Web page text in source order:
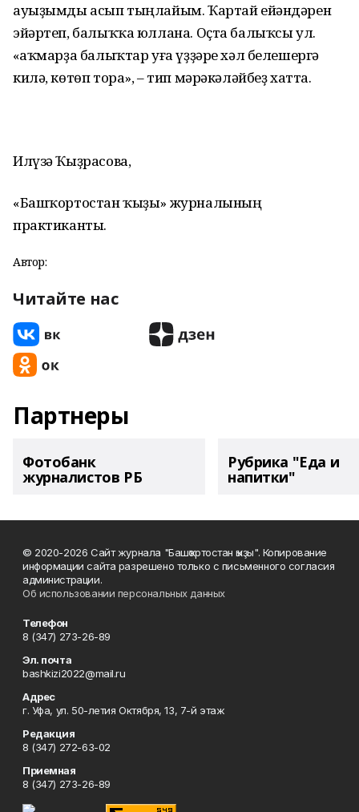
ауыҙымды асып тыңлайым. Ҡартай ейәндәрен
эйәртеп, балыҡҡа юллана. Оҫта балыҡсы ул.
«Һаҡмарҙа балыҡтар уға үҙҙәре хәл белешергә
килә, көтөп тора», – тип мәрәкәләйбеҙ хатта.
Илүзә Ҡыҙрасова,
«Башҡортостан ҡыҙы» журналының
практиканты.
Автор:
Читайте нас
Партнеры
Фотобанк
журналистов РБ
Рубрика "Еда и
напитки"
© 2020-2026 Сайт журнала "Башҡортостан ҡыҙы". Копирование
информации сайта разрешено только с письменного согласия
администрации.
Об использовании персональных данных
Телефон
8 (347) 273-26-89
Эл. почта
bashkizi2022@mail.ru
Адрес
г. Уфа, ул. 50-летия Октября, 13, 7-й этаж
Редакция
8 (347) 272-63-02
Приемная
8 (347) 273-26-89